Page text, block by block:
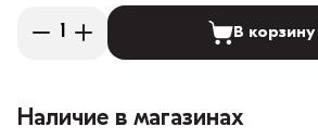
В корзину
Наличие в магазинах